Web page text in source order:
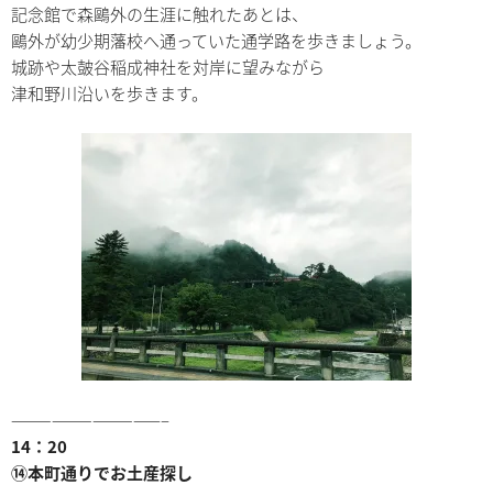
記念館で森鷗外の生涯に触れたあとは、
鷗外が幼少期藩校へ通っていた通学路を歩きましょう。
城跡や太皷谷稲成神社を対岸に望みながら
津和野川沿いを歩きます。
———————————–
14：20
⑭本町通りでお土産探し